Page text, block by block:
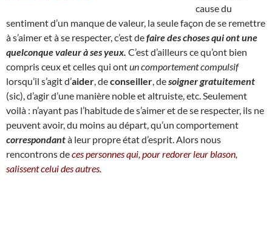
cause du
sentiment d’un manque de valeur, la seule façon de se remettre
à s’aimer et à se respecter, c’est defaire des choses qui ont une
quelconque valeur à ses yeux. C’est d’ailleurs ce qu’ont bien
compris ceux et celles qui ontun comportement compulsif
lorsqu’il s’agit d’aider , deconseiller , desoigner gratuitement
(sic), d’agir d’une manière noble et altruiste, etc. Seulement
voilà : n’ayant pas l’habitude de s’aimer et de se respecter, ils ne
peuvent avoir, du moins au départ, qu’un comportement
correspondantà leur propre état d’esprit. Alors nous
rencontrons deces personnes qui, pour redorer leur blason,
salissent celui des autres.